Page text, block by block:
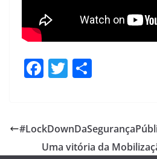
F
b
o
T
er e
Uma vitória da